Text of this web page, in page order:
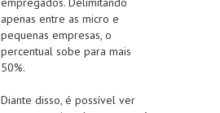
apenas entre as micro e
pequenas empresas, o
percentual sobe para mais
50%.
Diante disso, é possível ver